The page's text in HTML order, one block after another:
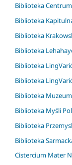
Biblioteka
Biblioteka
Biblioteka
Biblioteka
Biblioteka
Biblioteka
Biblioteka
Biblioteka Myśli
Biblioteka
Biblioteka
Cistercium Mater